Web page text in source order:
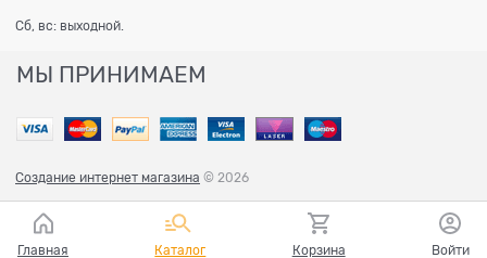
Сб, вс: выходной.
МЫ ПРИНИМАЕМ
Создание интернет магазина © 2026
Главная Каталог Корзина Войти